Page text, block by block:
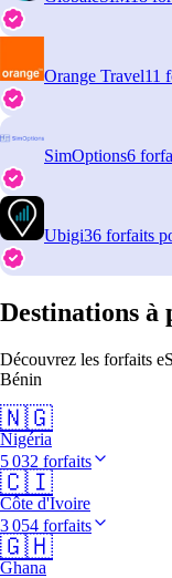
Orange Travel11
SimOptions6
Ubigi36 forfaits
Destinations à
Découvrez les forfaits
Bénin
🇳🇬
Nigéria
5 032 forfaits
🇨🇮
Côte d'Ivoire
3 054 forfaits
🇬🇭
Ghana